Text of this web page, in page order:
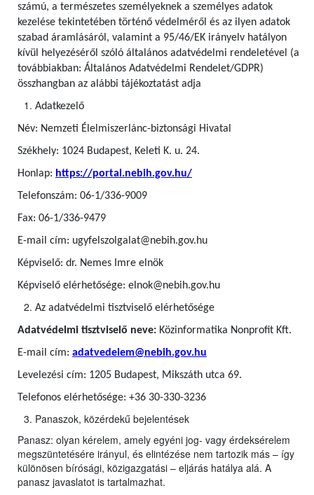
számú, a természetes személyeknek a személyes adatok
kezelése tekintetében történő védelméről és az ilyen adatok
szabad áramlásáról, valamint a 95/46/EK irányelv hatályon
kívül helyezéséről szóló általános adatvédelmi rendeletével (a
továbbiakban: Általános Adatvédelmi Rendelet/GDPR)
összhangban az alábbi tájékoztatást adja
Adatkezelő
Név: Nemzeti Élelmiszerlánc-biztonsági Hivatal
Székhely: 1024 Budapest, Keleti K. u. 24.
Honlap: https://portal.nebih.gov.hu/
Telefonszám: 06-1/336-9009
Fax: 06-1/336-9479
E-mail cím: ugyfelszolgalat@nebih.gov.hu
Képviselő: dr. Nemes Imre elnök
Képviselő elérhetősége: elnok@nebih.gov.hu
Az adatvédelmi tisztviselő elérhetősége
Adatvédelmi tisztviselő neve: Közinformatika Nonprofit Kft.
E-mail cím: adatvedelem@nebih.gov.hu
Levelezési cím: 1205 Budapest, Mikszáth utca 69.
Telefonos elérhetősége: +36 30-330-3236
Panaszok, közérdekű bejelentések
Panasz: olyan kérelem, amely egyéni jog- vagy érdeksérelem
megszüntetésére irányul, és elintézése nem tartozik más – így
különösen bírósági, közigazgatási – eljárás hatálya alá. A
panasz javaslatot is tartalmazhat.